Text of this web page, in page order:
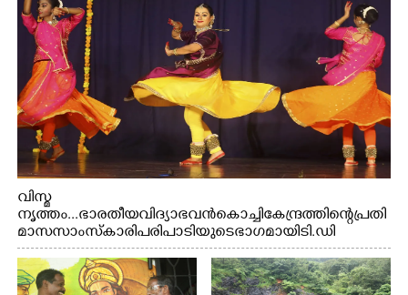
വിസ്മ
നൃത്തം...ഭാരതീയ വിദ്യാഭവൻ കൊച്ചി കേന്ദ്രത്തിന്റെ പ്രതി
മാസ സാംസ്കാരി പരിപാടിയുടെ ഭാഗമായി ടി.ഡി
റോഡിലെ ഭാരതീയ വിദ്യാഭവൻ സർദാർ പട്ടേൽ
സഭാഗൃഹത്തിൽ പ്രശസ്ത കഥക് നർത്തകി എം.
അക്ഷത അവതരിപ്പിച്ച ലയ നമൻ കഥകിൽ നിന്ന്